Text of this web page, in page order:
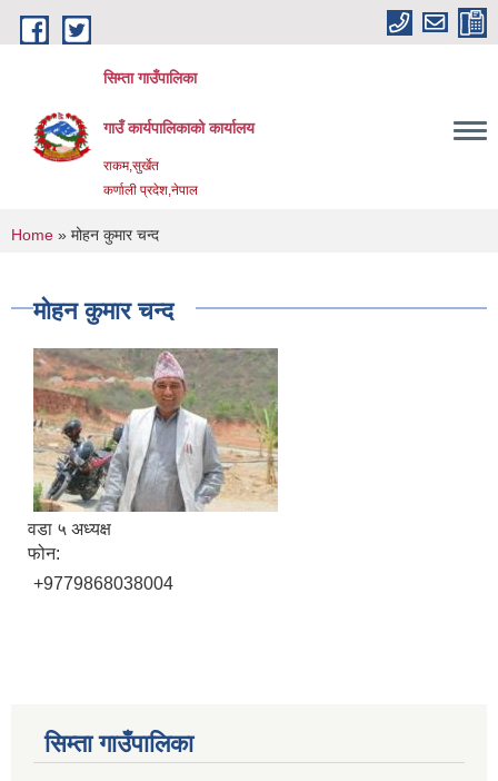
Skip to main content
सिम्ता गाउँपालिका
गाउँ कार्यपालिकाको कार्यालय
राकम,सुर्खेत
कर्णाली प्रदेश,नेपाल
You are here
Home » मोहन कुमार चन्द
मोहन कुमार चन्द
वडा ५ अध्यक्ष
फोन:
+9779868038004
सिम्ता गाउँपालिका